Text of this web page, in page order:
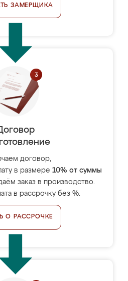
ЗАМЕРЩИКА
договор,
в размере 10% от суммы
заказ в производство.
в рассрочку без %.
О РАССРОЧКЕ